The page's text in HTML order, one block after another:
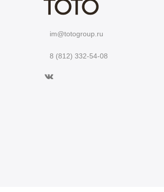
im@totogroup.ru
8 (812) 332-54-08